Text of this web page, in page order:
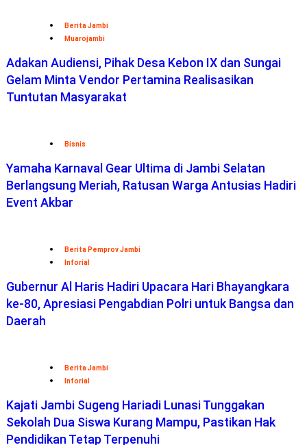
Berita Jambi
Muarojambi
Adakan Audiensi, Pihak Desa Kebon IX dan Sungai
Gelam Minta Vendor Pertamina Realisasikan
Tuntutan Masyarakat
Bisnis
Yamaha Karnaval Gear Ultima di Jambi Selatan
Berlangsung Meriah, Ratusan Warga Antusias Hadiri
Event Akbar
Berita Pemprov Jambi
Inforial
Gubernur Al Haris Hadiri Upacara Hari Bhayangkara
ke-80, Apresiasi Pengabdian Polri untuk Bangsa dan
Daerah
Berita Jambi
Inforial
Kajati Jambi Sugeng Hariadi Lunasi Tunggakan
Sekolah Dua Siswa Kurang Mampu, Pastikan Hak
Pendidikan Tetap Terpenuhi